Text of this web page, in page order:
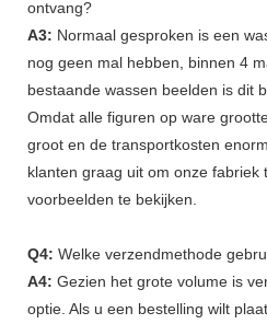
ontvang?
A3: Normaal gesproken is een
nog geen mal hebben, binnen 4
bestaande wassen beelden is dit
Omdat alle figuren op ware
groot en de transportkosten
klanten graag uit om onze fabriek
voorbeelden te bekijken.
Q4: Welke verzendmethode
A4: Gezien het grote volume is
optie. Als u een bestelling wilt